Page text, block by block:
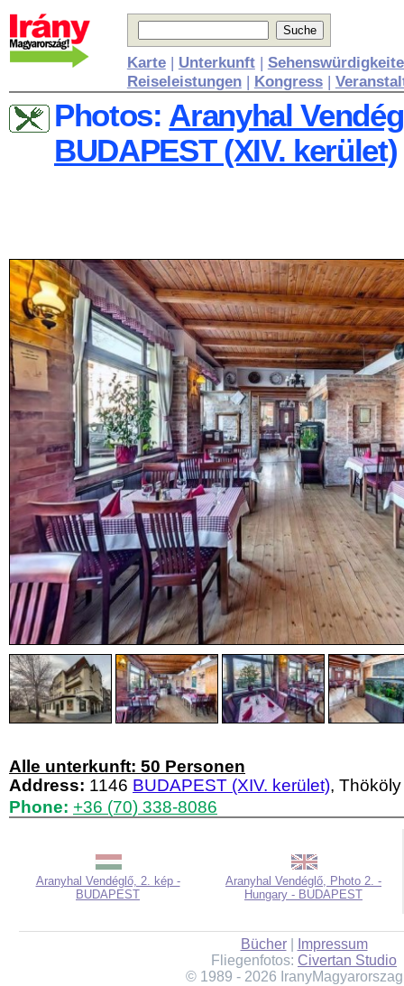
Karte| Unterkunft|
Reiseleistungen| Kongress|
Photos: Aranyhal
BUDAPEST (XIV. kerület)
Alle unterkunft: 50 Personen
Address: 1146 BUDAPEST (XIV. kerület),
Phone: +36 (70) 338-8086
Aranyhal Vendéglő, 2. kép -
BUDAPEST
Aranyhal Vendéglő, Photo 2. -
Hungary - BUDAPEST
Bücher|
Impressum
Fliegenfotos: Civertan Studio
© 1989 - 2026